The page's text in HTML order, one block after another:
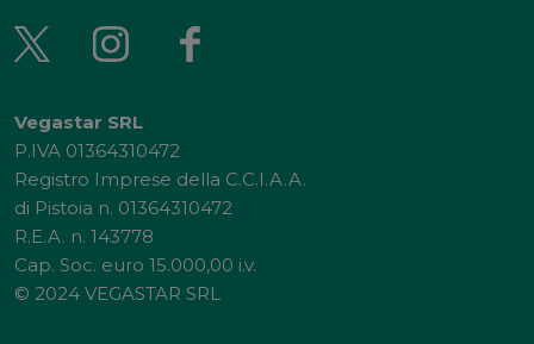
Vegastar SRL
P.IVA 01364310472
Registro Imprese della C.C.I.A.A.
di Pistoia n. 01364310472
R.E.A. n. 143778
Cap. Soc. euro 15.000,00 i.v.
© 2024 VEGASTAR SRL